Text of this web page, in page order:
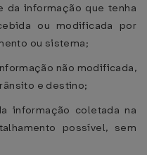
informação que tenha
ou modificada por
ou sistema;
não modificada,
e destino;
informação coletada na
possível, sem